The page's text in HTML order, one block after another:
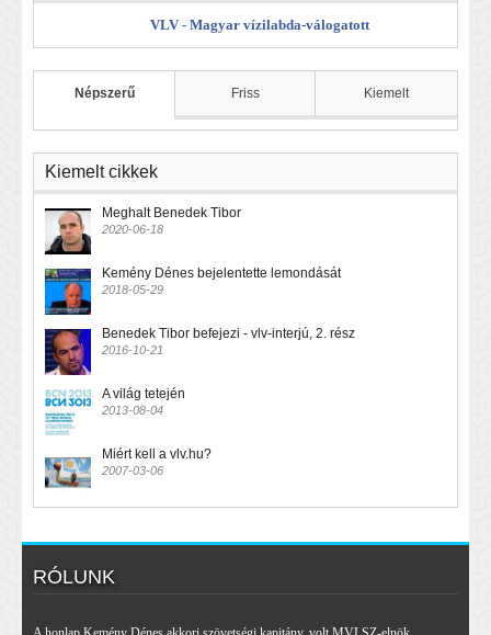
VLV - Magyar vízilabda-válogatott
Népszerű Friss Kiemelt
Kiemelt cikkek
Meghalt Benedek Tibor
2020-06-18
Kemény Dénes bejelentette lemondását
2018-05-29
Benedek Tibor befejezi - vlv-interjú, 2. rész
2016-10-21
A világ tetején
2013-08-04
Miért kell a vlv.hu?
2007-03-06
RÓLUNK